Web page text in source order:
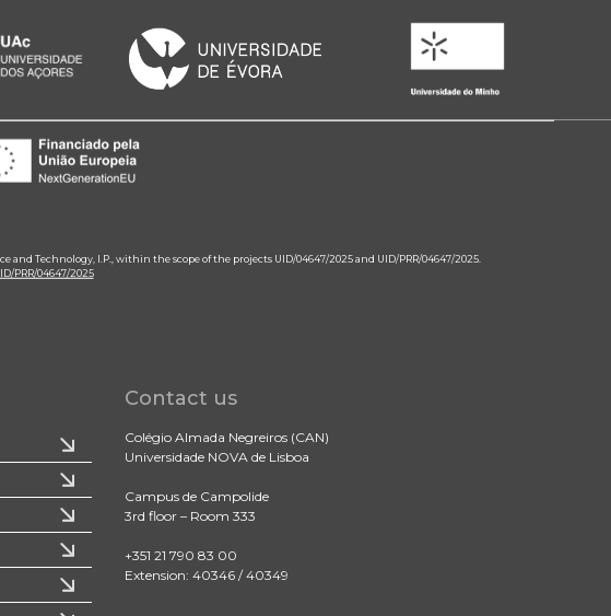
Technology, I.P., within the scope of the projects UID/04647/2025 and UID/PRR/04647/2025.
PRR/04647/2025
Contact us
Colégio Almada Negreiros (CAN)
Universidade NOVA de Lisboa
Campus de Campolide
3rd floor – Room 333
+351 21 790 83 00
Extension: 40346 / 40349